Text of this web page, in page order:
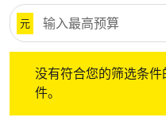
元
没有符合您的筛选条
件。